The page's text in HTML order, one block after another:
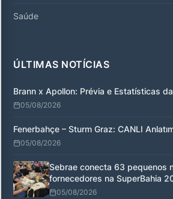
Saúde
ÚLTIMAS NOTÍCIAS
Brann x Apollon: Prévia e Estatísticas
05/08/2026
Fenerbahçe – Sturm Graz: CANLI
05/08/2026
Sebrae conecta 63 pequenos
fornecedores na SuperBahia
05/08/2026